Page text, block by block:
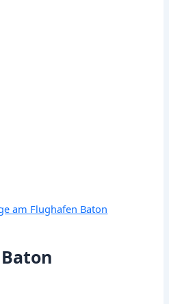
am Flughafen Baton